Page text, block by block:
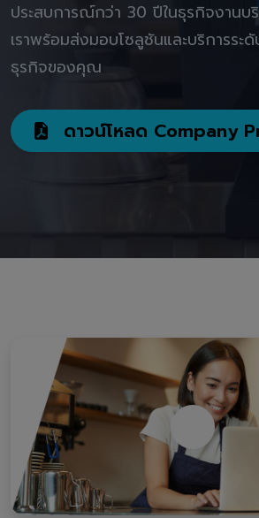
ประสบการณ์กว่า 30 ปีในธุรกิจงานบ
เราพร้อมส่งมอบโซลูชันและบริการระ
ธุรกิจของคุณ
ดาวน์โหลด Company